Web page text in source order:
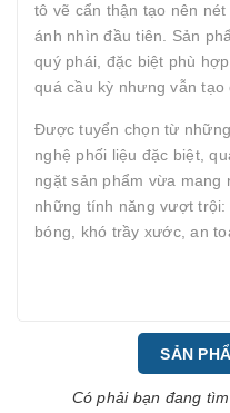
tô vẽ cẩn thận tạo nên
ánh nhìn đầu tiên. Sản
quý phái, đặc biệt phù
quá cầu kỳ nhưng vẫn tạo
Được tuyển chọn từ
nghệ phối liệu đặc biệt,
ngặt sản phẩm vừa mang
những tính năng vượt
bóng, khó trầy xước, an
SẢN
Có phải bạn đang